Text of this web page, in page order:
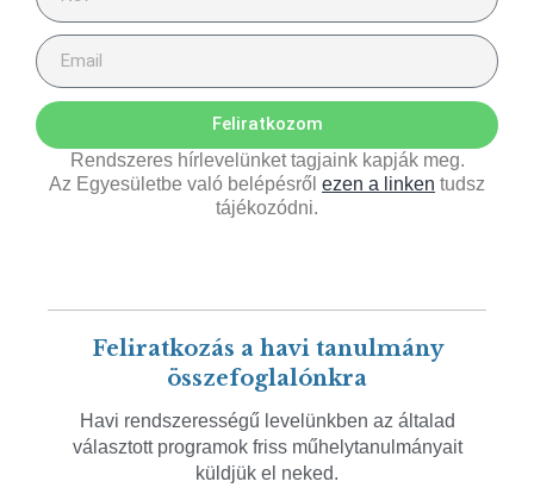
Feliratkozom
Rendszeres hírlevelünket tagjaink kapják meg.
Az Egyesületbe való belépésről ezen a linken tudsz
tájékozódni.
Feliratkozás a havi tanulmány
összefoglalónkra
Havi rendszerességű levelünkben az általad
választott programok friss műhelytanulmányait
küldjük el neked.